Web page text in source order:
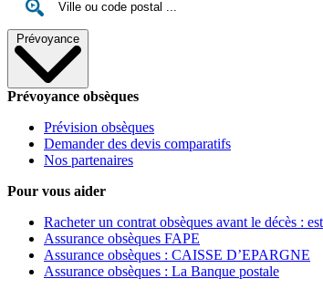
Prévoyance
Prévoyance obsèques
Prévision obsèques
Demander des devis comparatifs
Nos partenaires
Pour vous aider
Racheter un contrat obsèques avant le décès :
Assurance obsèques FAPE
Assurance obsèques : CAISSE D’EPARGNE
Assurance obsèques : La Banque postale